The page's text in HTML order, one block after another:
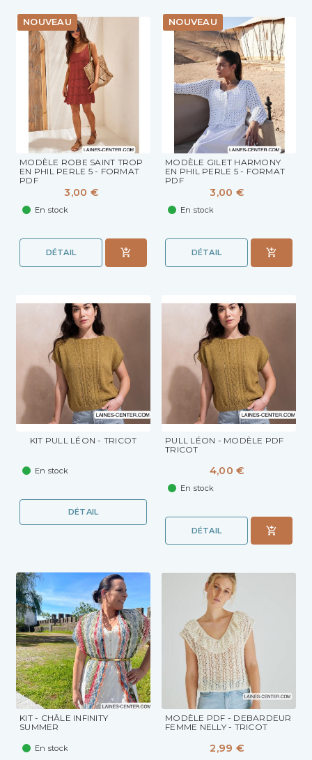
NOUVEAU
MODÈLE ROBE SAINT TROP
EN PHIL PERLE 5 - FORMAT
PDF
3,00 €
En stock
DÉTAIL
NOUVEAU
MODÈLE GILET HARMONY
EN PHIL PERLE 5 - FORMAT
PDF
3,00 €
En stock
DÉTAIL
KIT PULL LÉON - TRICOT
En stock
DÉTAIL
PULL LÉON - MODÈLE PDF
TRICOT
4,00 €
En stock
DÉTAIL
KIT - CHÂLE INFINITY
SUMMER
En stock
MODÈLE PDF - DEBARDEUR
FEMME NELLY - TRICOT
2,99 €